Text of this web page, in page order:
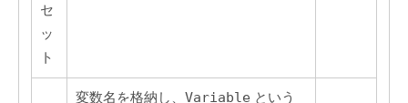
セ
ッ
ト
変数名を格納し、 Variable という